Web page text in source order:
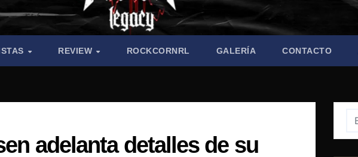
REVIEW ROCKCORNRL GALERÍA CONTACTO
adelanta detalles de su